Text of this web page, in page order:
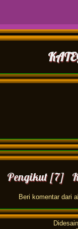
Pengikut [7]
Beri komentar dari